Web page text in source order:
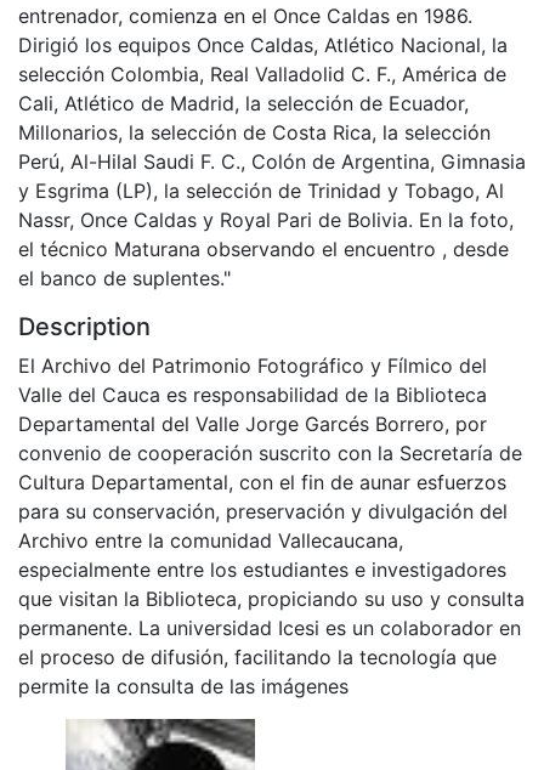
entrenador, comienza en el Once Caldas en 1986.
Dirigió los equipos Once Caldas, Atlético Nacional, la
selección Colombia, Real Valladolid C. F., América de
Cali, Atlético de Madrid, la selección de Ecuador,
Millonarios, la selección de Costa Rica, la selección
Perú, Al-Hilal Saudi F. C., Colón de Argentina, Gimnasia
y Esgrima (LP), la selección de Trinidad y Tobago, Al
Nassr, Once Caldas y Royal Pari de Bolivia. En la foto,
el técnico Maturana observando el encuentro , desde
el banco de suplentes."
Description
El Archivo del Patrimonio Fotográfico y Fílmico del
Valle del Cauca es responsabilidad de la Biblioteca
Departamental del Valle Jorge Garcés Borrero, por
convenio de cooperación suscrito con la Secretaría de
Cultura Departamental, con el fin de aunar esfuerzos
para su conservación, preservación y divulgación del
Archivo entre la comunidad Vallecaucana,
especialmente entre los estudiantes e investigadores
que visitan la Biblioteca, propiciando su uso y consulta
permanente. La universidad Icesi es un colaborador en
el proceso de difusión, facilitando la tecnología que
permite la consulta de las imágenes